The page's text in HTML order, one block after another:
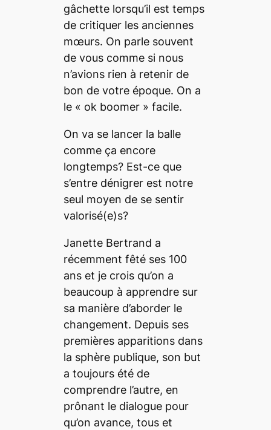
gâchette lorsqu’il est temps
de critiquer les anciennes
mœurs. On parle souvent
de vous comme si nous
n’avions rien à retenir de
bon de votre époque. On a
le « ok boomer » facile.
On va se lancer la balle
comme ça encore
longtemps? Est-ce que
s’entre dénigrer est notre
seul moyen de se sentir
valorisé(e)s?
Janette Bertrand a
récemment fêté ses 100
ans et je crois qu’on a
beaucoup à apprendre sur
sa manière d’aborder le
changement. Depuis ses
premières apparitions dans
la sphère publique, son but
a toujours été de
comprendre l’autre, en
prônant le dialogue pour
qu’on avance, tous et